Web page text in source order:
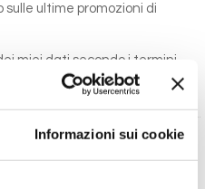
Informazioni sui cookie
ultime promozioni di
miei dati secondo i termini